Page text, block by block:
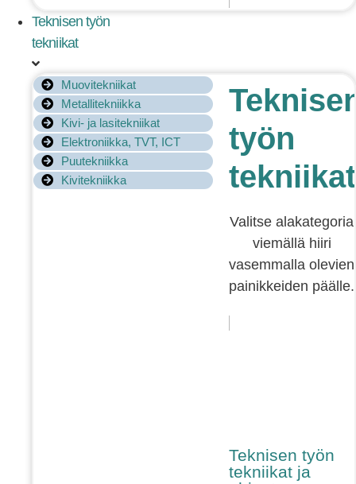
Teknisen työn
tekniikat
Muovitekniikat
Metallitekniikka
Kivi- ja lasitekniikat
Elektroniikka, TVT, ICT
Puutekniikka
Kivitekniikka
työn
tekniikat
Valitse alakategoria
viemällä hiiri
vasemmalla olevien
painikkeiden päälle.
Teknisen työn
tekniikat ja